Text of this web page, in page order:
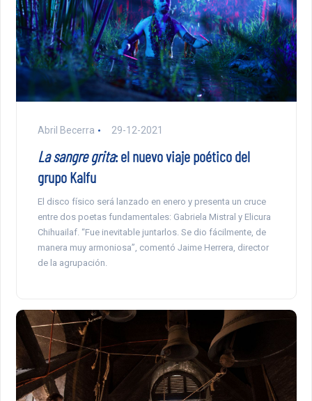
Abril Becerra 29-12-2021
La sangre grita: el nuevo viaje poético del
grupo Kalfu
El disco físico será lanzado en enero y presenta un cruce
entre dos poetas fundamentales: Gabriela Mistral y Elicura
Chihuailaf. “Fue inevitable juntarlos. Se dio fácilmente, de
manera muy armoniosa”, comentó Jaime Herrera, director
de la agrupación.